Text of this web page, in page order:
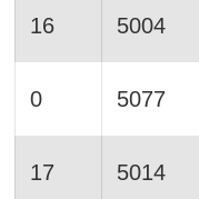
16 5004
0 5077
17 5014